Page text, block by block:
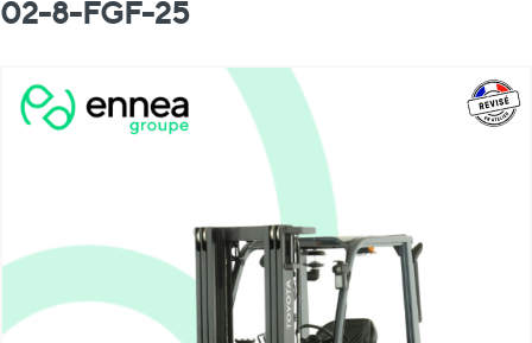
02-8-FGF-25